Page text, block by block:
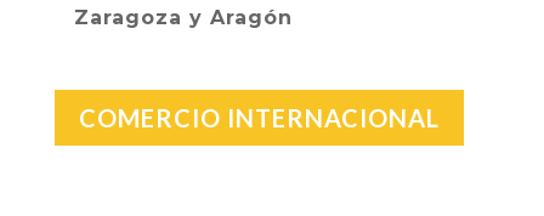
Zaragoza y Aragón
COMERCIO INTERNACIONAL